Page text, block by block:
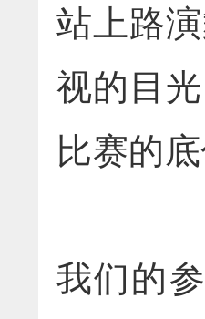
站上路
视的目
比赛的
我们的